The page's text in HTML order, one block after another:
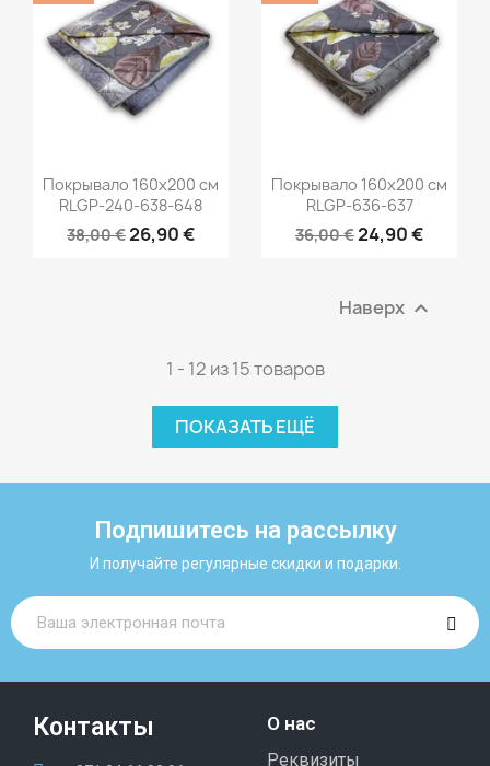
Покрывало 160х200 см
RLGP-240-638-648
38,00 €26,90 €
Покрывало 160х200 см
RLGP-636-637
36,00 €24,90 €
Наверх 
1 - 12 из 15 товаров
ПОКАЗАТЬ ЕЩЁ
Подпишитесь на рассылку
И получайте регулярные скидки и подарки.
Контакты О нас
Реквизиты